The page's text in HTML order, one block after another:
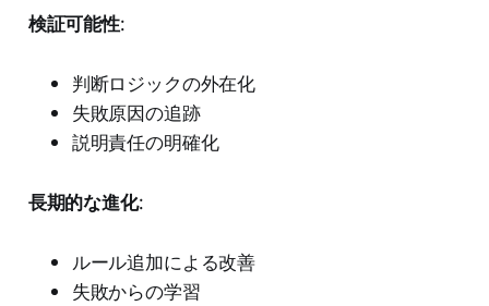
検証可能性:
判断ロジックの外在化
失敗原因の追跡
説明責任の明確化
長期的な進化:
ルール追加による改善
失敗からの学習